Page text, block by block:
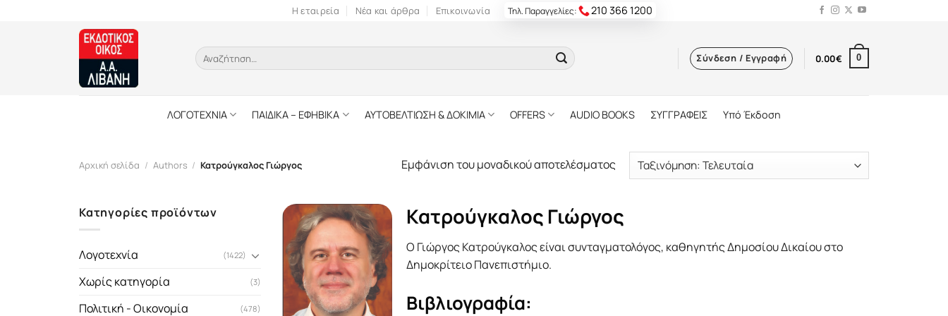
Η εταιρεία Νέα και άρθρα Επικοινωνία Τηλ. Παραγγελίες: 210 366 1200
Αναζήτηση
για:
Σύνδεση / Εγγραφή 0.00€ 0
ΛΟΓΟΤΕΧΝΙΑ ΠΑΙΔΙΚΑ – ΕΦΗΒΙΚΑ ΑΥΤΟΒΕΛΤΙΩΣΗ & ΔΟΚΙΜΙΑ OFFERS AUDIO BOOKS ΣΥΓΓΡΑΦΕΙΣ Υπό Έκδοση
Αρχική σελίδα / Authors / Κατρούγκαλος Γιώργος Εμφάνιση του μοναδικού αποτελέσματος
Κατηγορίες προϊόντων
Λογοτεχνία (1422)
Χωρίς κατηγορία (3)
Πολιτική - Οικονομία (478)
Κατρούγκαλος Γιώργος
Ο Γιώργος Κατρούγκαλος είναι συνταγματολόγος, καθηγητής Δημοσίου Δικαίου στο
Δημοκρίτειο Πανεπιστήμιο.
Βιβλιογραφία: